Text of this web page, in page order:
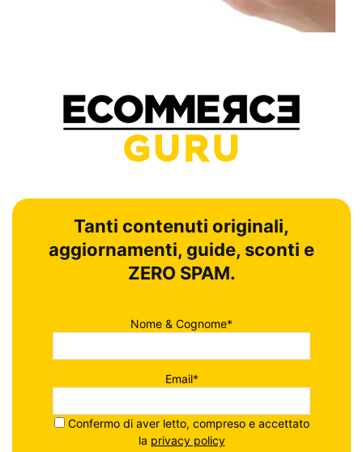
Tanti contenuti originali,
aggiornamenti, guide, sconti e
ZERO SPAM.
Nome & Cognome*
Email*
Confermo di aver letto, compreso e accettato
la privacy policy